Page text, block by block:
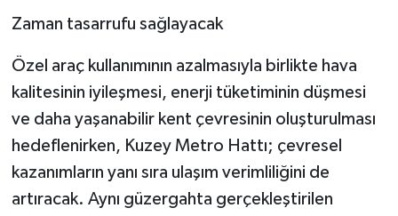
Zaman tasarrufu sağlayacak
Özel araç kullanımının azalmasıyla birlikte hava
kalitesinin iyileşmesi, enerji tüketiminin düşmesi
ve daha yaşanabilir kent çevresinin oluşturulması
hedeflenirken, Kuzey Metro Hattı; çevresel
kazanımların yanı sıra ulaşım verimliliğini de
artıracak. Aynı güzergahta gerçekleştirilen